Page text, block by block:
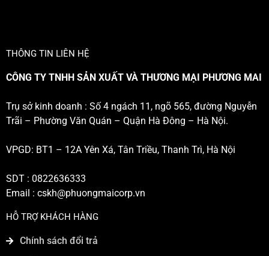
THÔNG TIN LIÊN HỆ
CÔNG TY TNHH SẢN XUẤT VÀ THƯƠNG MẠI PHƯƠNG MAI
Trụ sở kinh doanh : Số 4 ngách 11, ngõ 565, đường Nguyễn
Trãi – Phường Văn Quán – Quận Hà Đông – Hà Nội.
VPGD: BT1 – 12A Yên Xá, Tân Triều, Thanh Trì, Hà Nội
SDT : 0822636333
Email : cskh@phuongmaicorp.vn
HỖ TRỢ KHÁCH HÀNG
Chính sách đổi trả